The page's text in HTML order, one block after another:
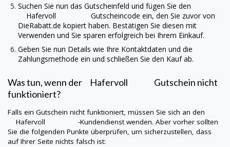
Suchen Sie nun das Gutscheinfeld und fügen Sie den
Hafervoll Gutscheincode ein, den Sie zuvor von
DieRabatt.de kopiert haben. Bestätigen Sie diesen mit
Verwenden und Sie sparen erfolgreich bei Ihrem Einkauf.
Geben Sie nun Details wie Ihre Kontaktdaten und die
Zahlungsmethode ein und schließen Sie den Kauf ab.
Was tun, wenn der Hafervoll Gutschein nicht
funktioniert?
Falls ein Gutschein nicht funktioniert, müssen Sie sich an den
Hafervoll -Kundendienst wenden. Aber vorher sollten
Sie die folgenden Punkte überprüfen, um sicherzustellen, dass
auf Ihrer Seite nichts falsch ist: